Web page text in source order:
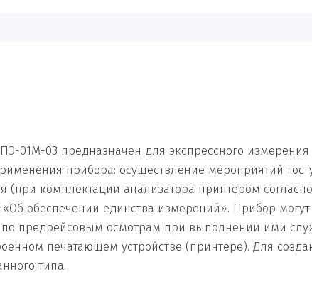
01М-03 предназначен для экспрессного
прибора: осуществление мероприятий гос-
(при комплектации анализатора принтером
обеспечении единства измерений». Прибор могут
предрейсовым осмотрам при выполнении ими
печатающем устройстве (принтере). Для
типа.